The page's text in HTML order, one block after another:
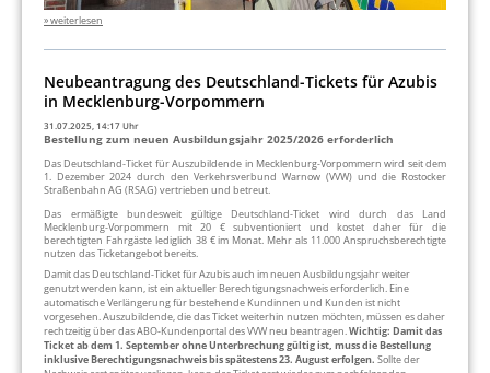
» weiterlesen
Neubeantragung des Deutschland-Tickets für Azubis
in Mecklenburg-Vorpommern
31.07.2025, 14:17 Uhr
Bestellung zum neuen Ausbildungsjahr 2025/2026 erforderlich
Das Deutschland-Ticket für Auszubildende in Mecklenburg-Vorpommern wird seit dem
1. Dezember 2024 durch den Verkehrsverbund Warnow (VVW) und die Rostocker
Straßenbahn AG (RSAG) vertrieben und betreut.
Das ermäßigte bundesweit gültige Deutschland-Ticket wird durch das Land
Mecklenburg-Vorpommern mit 20 € subventioniert und kostet daher für die
berechtigten Fahrgäste lediglich 38 € im Monat. Mehr als 11.000 Anspruchsberechtigte
nutzen das Ticketangebot bereits.
Damit das Deutschland-Ticket für Azubis auch im neuen Ausbildungsjahr weiter
genutzt werden kann, ist ein aktueller Berechtigungsnachweis erforderlich. Eine
automatische Verlängerung für bestehende Kundinnen und Kunden ist nicht
vorgesehen. Auszubildende, die das Ticket weiterhin nutzen möchten, müssen es daher
rechtzeitig über das ABO-Kundenportal des VVW neu beantragen.Wichtig: Damit das
Ticket ab dem 1. September ohne Unterbrechung gültig ist, muss die Bestellung
inklusive Berechtigungsnachweis bis spätestens 23. August erfolgen. Sollte der